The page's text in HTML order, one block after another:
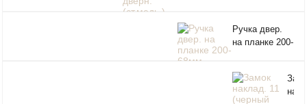
Ручка двер.
на планке 200-
черн. никель